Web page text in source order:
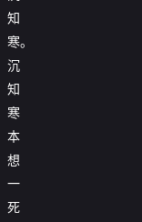
知
寒。
沉
知
寒
本
想
一
死